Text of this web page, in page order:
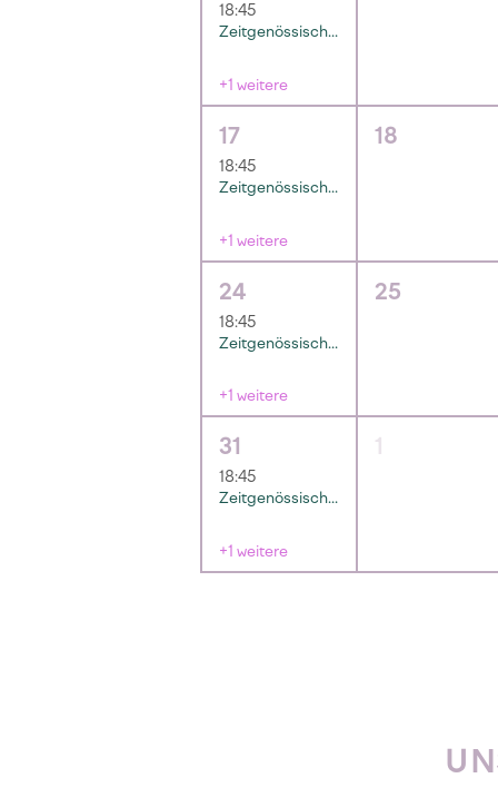
18:45
Zeitgenössisches Pilates Training
+1 weitere
17
18:45
Zeitgenössisches Pilates Training
+1 weitere
18
24
18:45
Zeitgenössisches Pilates Training
+1 weitere
25
31
18:45
Zeitgenössisches Pilates Training
+1 weitere
1